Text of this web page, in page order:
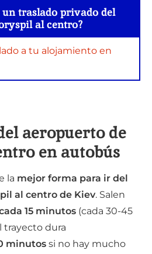
traslado privado del
al centro?
a tu alojamiento en
aeropuerto de
en autobús
la mejor forma para ir del
al centro de Kiev. Salen
15 minutos (cada 30-45
trayecto dura
minutos si no hay mucho